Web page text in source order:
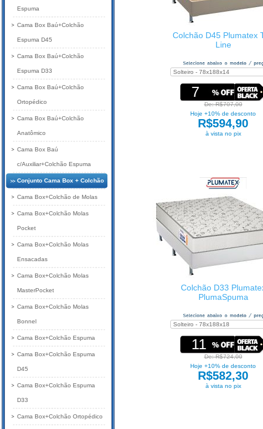
Colchão D45 Plumatex
Line
7
De: R$707,00
Hoje +10% de desconto
R$594,90
à vista no pix
Colchão D33
PlumaSpuma
11
De: R$724,00
Hoje +10% de desconto
R$582,30
à vista no pix
Espuma
Cama Box Baú+Colchão
Espuma D45
Cama Box Baú+Colchão
Espuma D33
Cama Box Baú+Colchão
Ortopédico
Cama Box Baú+Colchão
Anatômico
Cama Box Baú
c/Auxiliar+Colchão Espuma
Conjunto Cama Box + Colchão
Cama Box+Colchão de Molas
Cama Box+Colchão Molas
Pocket
Cama Box+Colchão Molas
Ensacadas
Cama Box+Colchão Molas
MasterPocket
Cama Box+Colchão Molas
Bonnel
Cama Box+Colchão Espuma
Cama Box+Colchão Espuma
D45
Cama Box+Colchão Espuma
D33
Cama Box+Colchão Ortopédico